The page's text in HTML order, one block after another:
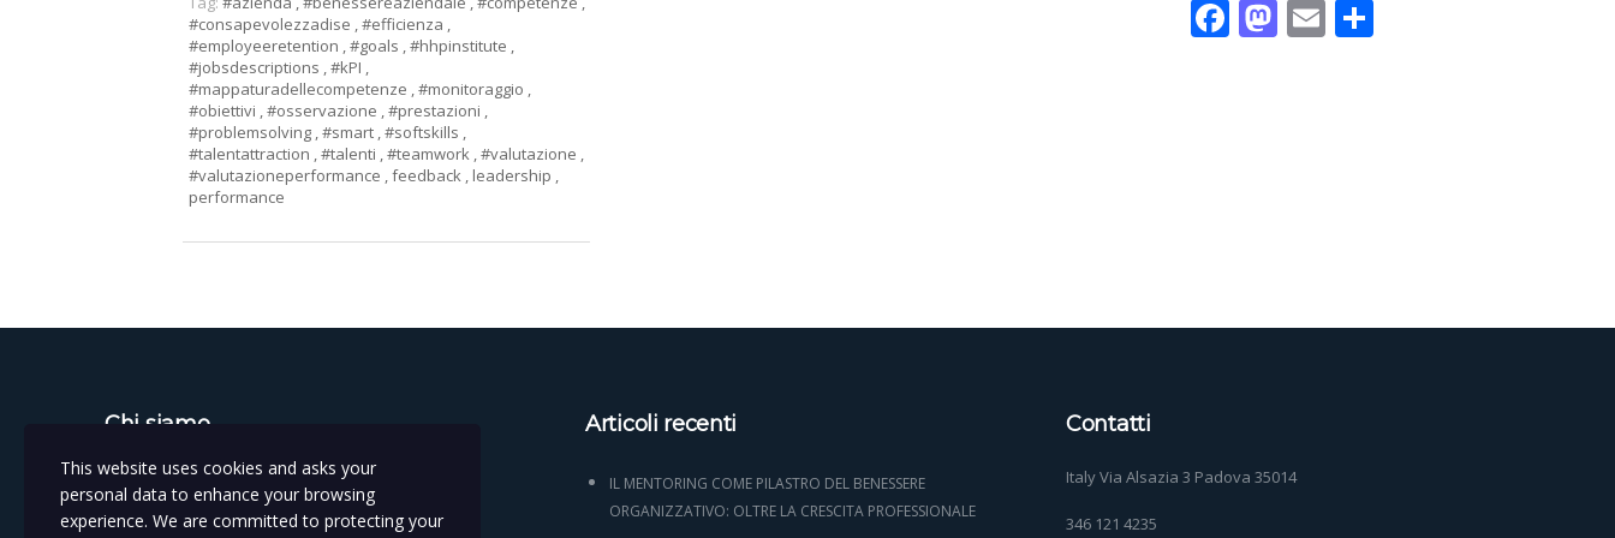
#consapevolezzadise ,#efficienza ,
#employeeretention ,#goals ,#hhpinstitute ,
#jobsdescriptions ,#kPI ,
#mappaturadellecompetenze ,#monitoraggio ,
#obiettivi ,#osservazione ,#prestazioni ,
#problemsolving ,#smart ,#softskills ,
#talentattraction ,#talenti ,#teamwork ,#valutazione ,
#valutazioneperformance ,feedback , leadership ,
performance
Facebook
Mastodon
Email
Chi siamo
Istituto per la salute e prestazione umana
Articoli recenti
IL MENTORING COME PILASTRO DEL BENESSERE
ORGANIZZATIVO: OLTRE LA CRESCITA PROFESSIONALE
Contatti
Italy Via Alsazia 3 Padova 35014
346 121 4235
This website uses cookies and asks your
personal data to enhance your browsing
experience. We are committed to protecting your